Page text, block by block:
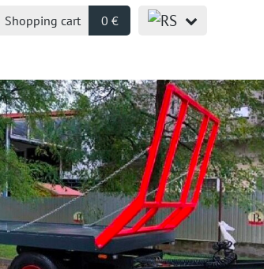
Shopping cart 0 €